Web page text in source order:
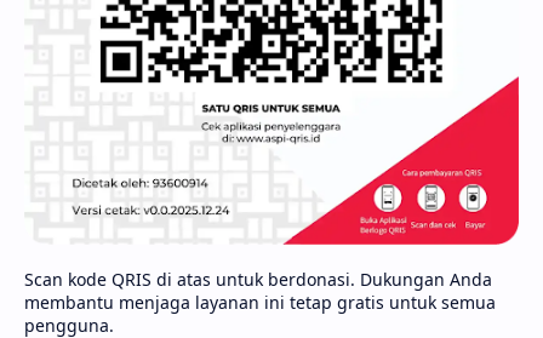
Scan kode QRIS di atas untuk berdonasi. Dukungan Anda
membantu menjaga layanan ini tetap gratis untuk semua
pengguna.